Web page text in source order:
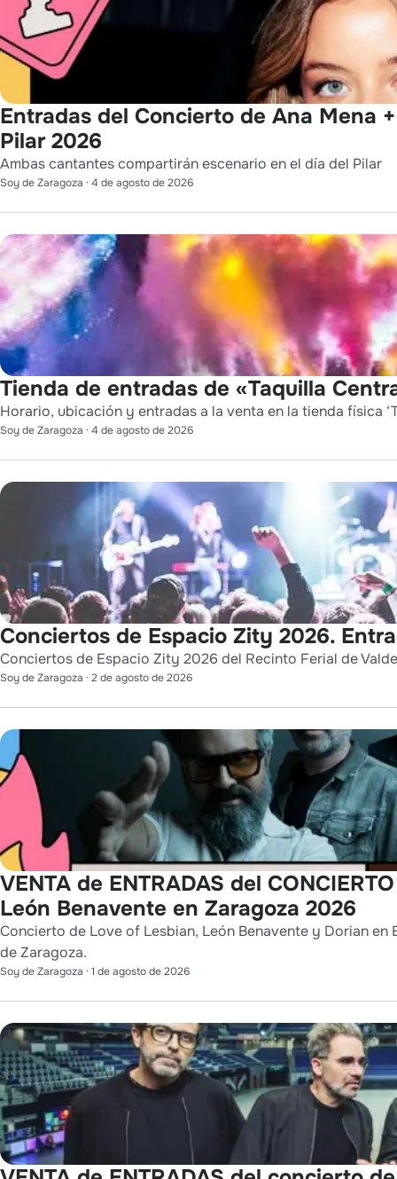
Entradas del Concierto de Ana Mena
Pilar 2026
Ambas cantantes compartirán escenario en el día del Pilar
Soy de Zaragoza · 4 de agosto de 2026
Tienda de entradas de «Taquilla
Horario, ubicación y entradas a la venta en la tienda física
Soy de Zaragoza · 4 de agosto de 2026
Conciertos de Espacio Zity 2026.
Conciertos de Espacio Zity 2026 del Recinto Ferial de
Soy de Zaragoza · 2 de agosto de 2026
VENTA de ENTRADAS del
León Benavente en Zaragoza 2026
Concierto de Love of Lesbian, León Benavente y Dorian
de Zaragoza.
Soy de Zaragoza · 1 de agosto de 2026